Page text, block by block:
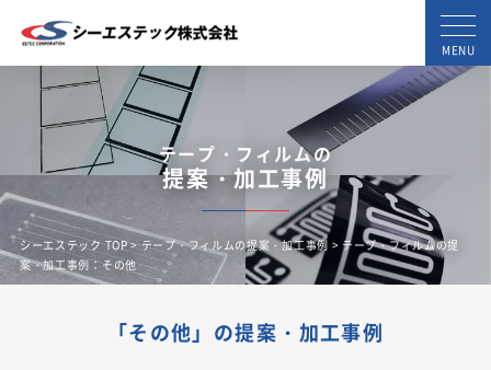
MENU
テープ・フィルムの
提案・加工事例
シーエステック TOP>テープ・フィルムの提案・加工事例 > テープ・フィルムの提
案・加工事例：その他
「その他」の提案・加工事例